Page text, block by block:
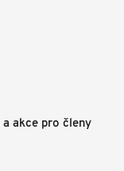
a akce pro členy